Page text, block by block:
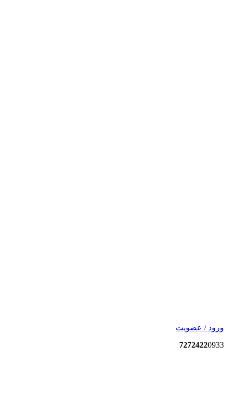
ورود / عضویت
72724220933